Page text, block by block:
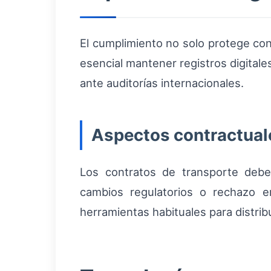
El cumplimiento no solo protege
esencial mantener registros
ante auditorías internacionales.
Aspectos
Los contratos de transporte
cambios regulatorios o rechazo
herramientas habituales para